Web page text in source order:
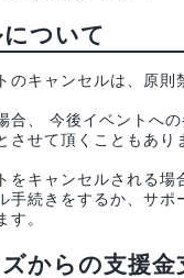
ついて
のキャンセルは、原則
合、 今後イベントへ
させて頂くこともあり
をキャンセルされる場
手続きをするか、サポ
す。
からの支援金